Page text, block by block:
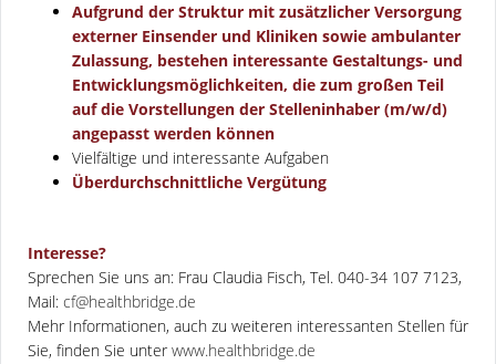
Aufgrund der Struktur mit zusätzlicher Versorgung
externer Einsender und Kliniken sowie ambulanter
Zulassung, bestehen interessante Gestaltungs- und
Entwicklungsmöglichkeiten, die zum großen Teil
auf die Vorstellungen der Stelleninhaber (m/w/d)
angepasst werden können
Vielfältige und interessante Aufgaben
Überdurchschnittliche Vergütung
Interesse?
Sprechen Sie uns an: Frau Claudia Fisch, Tel. 040-34 107 7123,
Mail: cf@healthbridge.de
Mehr Informationen, auch zu weiteren interessanten Stellen für
Sie, finden Sie unter www.healthbridge.de